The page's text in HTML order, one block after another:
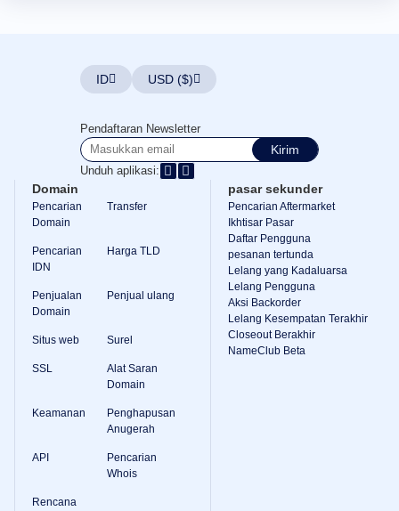
Keamanan
daya
Blog
Dynadot
Buletin
Metode
Pembayaran
Pembayaran
Prabayar
Pembelajaran
Dasar
Investasi
afiliasi
Umum
ID USD ($)
Pendaftaran Newsletter
Kirim
Unduh aplikasi:
Domain
Pencarian
Domain
Transfer
Pencarian
IDN
Harga TLD
Penjualan
Domain
Penjual ulang
Situs web Surel
SSL
Alat Saran
Domain
Keamanan
Penghapusan
Anugerah
API
Pencarian
Whois
Rencana
pasar sekunder
Pencarian Aftermarket
Ikhtisar Pasar
Daftar Pengguna
pesanan tertunda
Lelang yang Kadaluarsa
Lelang Pengguna
Aksi Backorder
Lelang Kesempatan Terakhir
Closeout Berakhir
NameClub Beta